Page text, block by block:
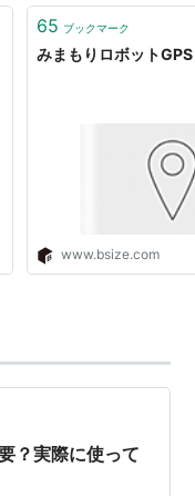
65 ブックマーク
みまもりロボット
www.bsize.com
？実際に使って